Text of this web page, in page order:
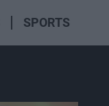
SPORTS